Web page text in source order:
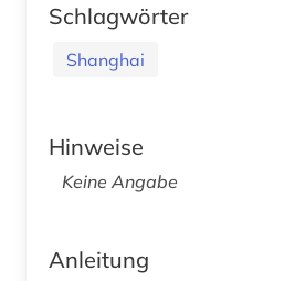
Schlagwörter
Shanghai
Hinweise
Keine Angabe
Anleitung